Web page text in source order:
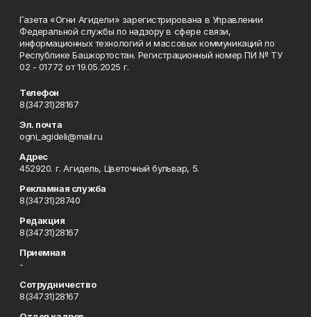
Газета «Огни Агидели» зарегистрирована в Управлении
Федеральной службы по надзору в сфере связи,
информационных технологий и массовых коммуникаций по
Республике Башкортостан. Регистрационный номер ПИ № ТУ
02 - 01772 от 19.05.2025 г.
Телефон
8(34731)28167
Эл. почта
ogni_agideli@mail.ru
Адрес
452920. г. Агидель, Цветочный бульвар, 5.
Рекламная служба
8(34731)28740
Редакция
8(34731)28167
Приемная
-
Сотрудничество
8(34731)28167